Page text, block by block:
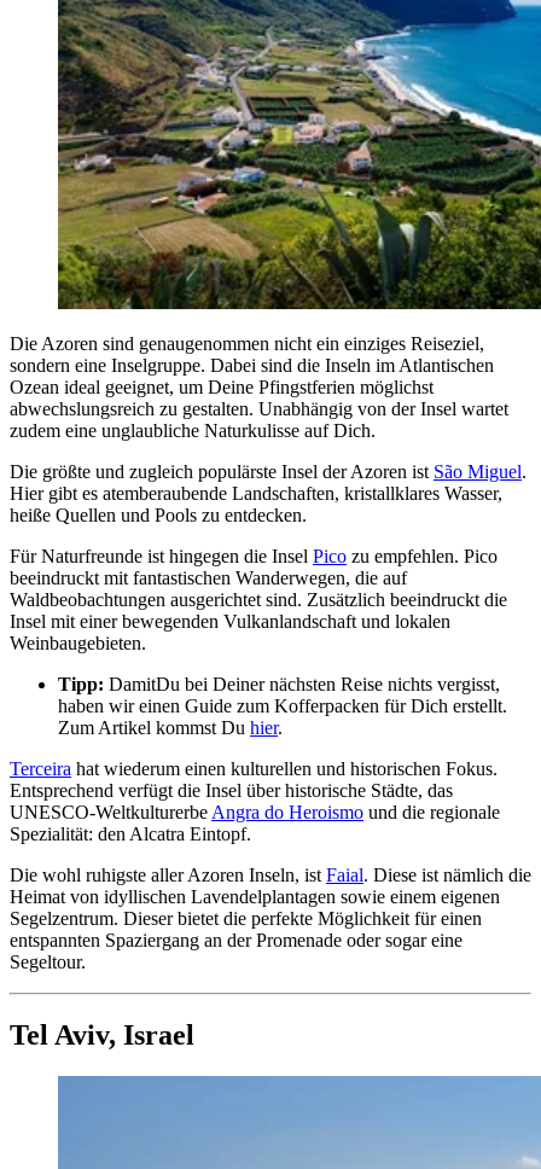
Die Azoren sind genaugenommen nicht ein einziges Reiseziel,
sondern eine Inselgruppe. Dabei sind die Inseln im Atlantischen
Ozean ideal geeignet, um Deine Pfingstferien möglichst
abwechslungsreich zu gestalten. Unabhängig von der Insel wartet
zudem eine unglaubliche Naturkulisse auf Dich.
Die größte und zugleich populärste Insel der Azoren ist São Miguel.
Hier gibt es atemberaubende Landschaften, kristallklares Wasser,
heiße Quellen und Pools zu entdecken.
Für Naturfreunde ist hingegen die Insel Pico zu empfehlen. Pico
beeindruckt mit fantastischen Wanderwegen, die auf
Waldbeobachtungen ausgerichtet sind. Zusätzlich beeindruckt die
Insel mit einer bewegenden Vulkanlandschaft und lokalen
Weinbaugebieten.
Tipp: DamitDu bei Deiner nächsten Reise nichts vergisst,
haben wir einen Guide zum Kofferpacken für Dich erstellt.
Zum Artikel kommst Du hier.
Terceira hat wiederum einen kulturellen und historischen Fokus.
Entsprechend verfügt die Insel über historische Städte, das
UNESCO-Weltkulturerbe Angra do Heroismo und die regionale
Spezialität: den Alcatra Eintopf.
Die wohl ruhigste aller Azoren Inseln, ist Faial. Diese ist nämlich die
Heimat von idyllischen Lavendelplantagen sowie einem eigenen
Segelzentrum. Dieser bietet die perfekte Möglichkeit für einen
entspannten Spaziergang an der Promenade oder sogar eine
Segeltour.
Tel Aviv, Israel